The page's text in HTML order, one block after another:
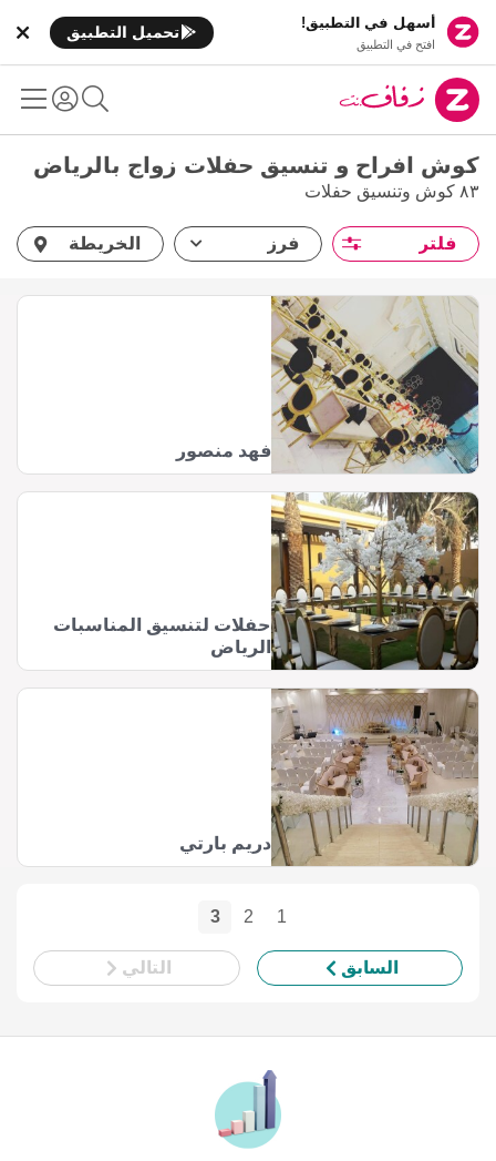
أسهل في التطبيق!
افتح في التطبيق
تحميل التطبيق
كوش افراح و تنسيق حفلات زواج بالرياض
٨٣ كوش وتنسيق حفلات
فلتر فرز الخريطة
فهد منصور
حفلات لتنسيق المناسبات
الرياض
دريم بارتي
1
2
3
السابق التالي